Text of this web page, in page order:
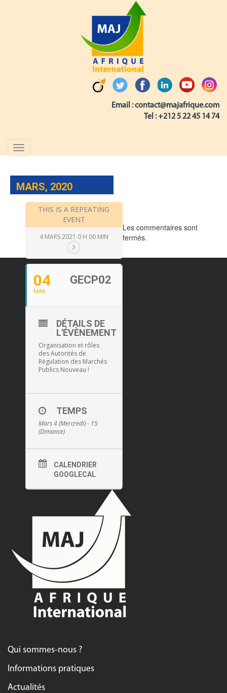
Email :contact@majafrique.com
Tel :+212 5 22 45 14 74
Toggle
navigation
MARS, 2020
THIS IS A REPEATING
EVENT
4 MARS 2021 0 H 00 MIN
04
MAR
GECP02
DÉTAILS DE
L'ÉVÈNEMENT
Organisation et rôles
des Autorités de
Régulation des Marchés
Publics Nouveau !
TEMPS
Mars 4 (Mercredi) - 15
(Dimance)
CALENDRIER
GOOGLECAL
Les commentaires sont
fermés.
Qui sommes-nous ?
Informations pratiques
Actualités